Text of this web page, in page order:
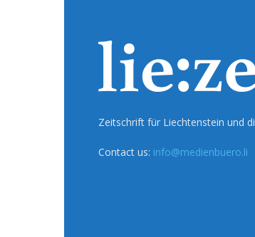
Zeitschrift für Liechtenstein und
Contact us: info@medienbuero.li